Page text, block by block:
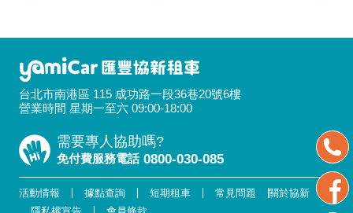
台北市南港區 115 成功路一段36巷20號6樓
營業時間 星期一至六 09:00-18:00
需要專人協助嗎?
免付費服務電話 0800-030-085
活動情報 據點查詢 短期租車 常見問題
關於協新